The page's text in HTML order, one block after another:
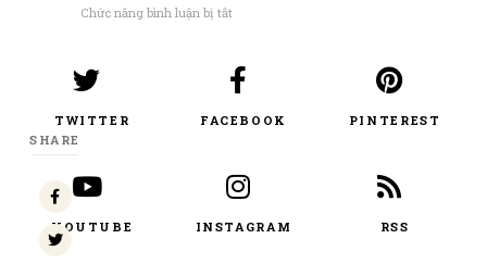
SHARE
mới
Sơn
Bakery
Bánh
xíu
Gửi
Sau:
Cho
Đặc
Biệt
Chức năng bình luận bị tắt
CHUYỆN
TRÒ,
MÀ
QUY
TWITTER FACEBOOK PINTEREST
YOUTUBE INSTAGRAM RSS